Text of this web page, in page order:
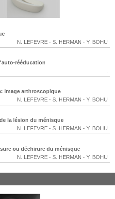
N. LEFEVRE - S. HERMAN - Y. BOHU
rééducation
image arthroscopique
N. LEFEVRE - S. HERMAN - Y. BOHU
la lésion du ménisque
N. LEFEVRE - S. HERMAN - Y. BOHU
ou déchirure du ménisque
N. LEFEVRE - S. HERMAN - Y. BOHU